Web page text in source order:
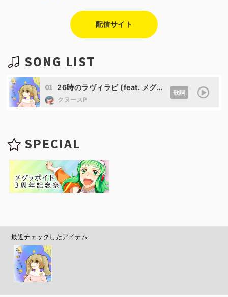
配信サイト
SONG LIST
01 26時のラヴィラビ (feat. メグッポイド)
クヌースP
歌詞
SPECIAL
最近チェックしたアイテム